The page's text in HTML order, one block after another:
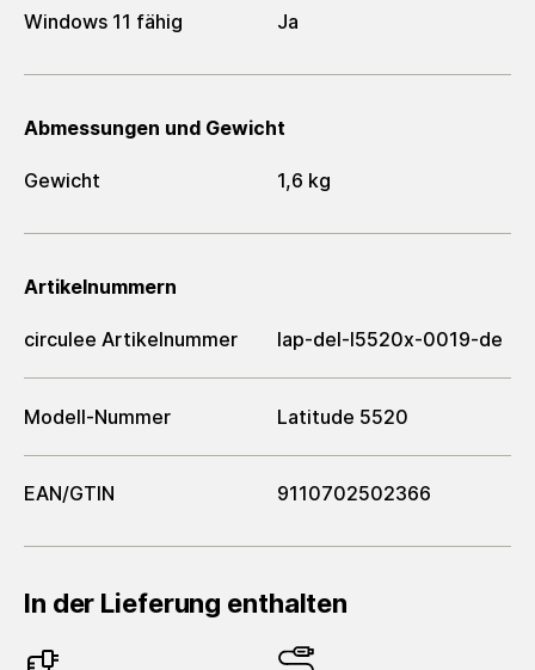
Windows 11 fähig Ja
Abmessungen und Gewicht
Gewicht 1,6 kg
Artikelnummern
circulee Artikelnummer lap-del-l5520x-0019-de
Modell-Nummer Latitude 5520
EAN/GTIN 9110702502366
In der Lieferung enthalten